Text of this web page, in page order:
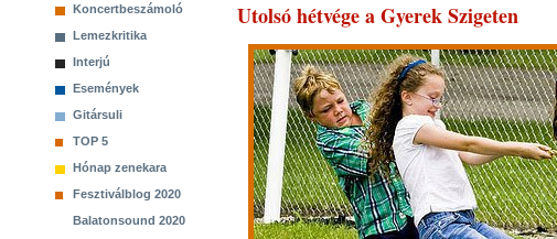
Koncertbeszámoló
Lemezkritika
Interjú
Események
Gitársuli
TOP 5
Hónap zenekara
Fesztiválblog 2020
Balatonsound 2020
Utolsó hétvége a Gyerek Szigeten